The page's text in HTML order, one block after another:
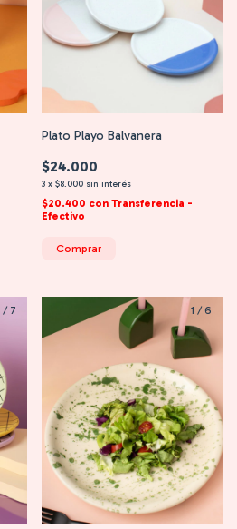
Plato Playo Balvanera
$24.000
3 x $8.000 sin interés
$20.400 con Transferencia -
Efectivo
Comprar
/ 7 1 /6